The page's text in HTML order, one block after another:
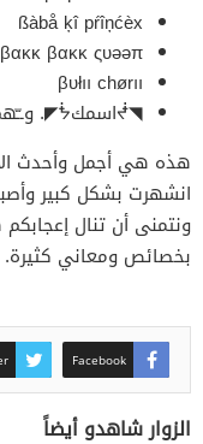
ßàbå ķî pŕîņćèx
βακκ βακκ ςυəəπ
βυłıı chørıı
◥ᖫاسمكᖭ◤. وــّهم.
هذه هي أجمل وأحدث
انشهرت بشكل كبير
ونتمنى أن تنال
بخصائص ومعاني كثيرة.
Facebook
الزوار شاهدو أيضاً